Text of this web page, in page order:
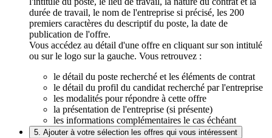
durée de travail, le nom de l'entreprise si précisé, les 200
premiers caractères du descriptif du poste, la date de
publication de l'offre.
Vous accédez au détail d'une offre en cliquant sur son intitulé
ou sur le logo sur la gauche. Vous retrouvez :
le détail du poste recherché et les éléments de contrat
le détail du profil du candidat recherché par l'entreprise
les modalités pour répondre à cette offre
la présentation de l'entreprise (si présente)
les informations complémentaires le cas échéant
5. Ajouter à votre sélection les offres qui vous intéressent